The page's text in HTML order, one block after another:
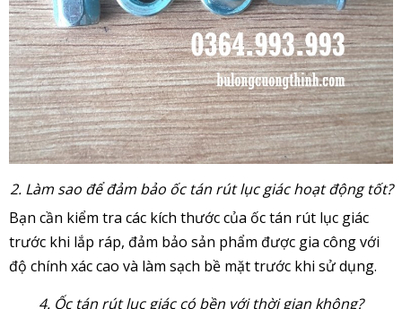
2. Làm sao để đảm bảo ốc tán rút lục giác hoạt động tốt?
Bạn cần kiểm tra các kích thước của ốc tán rút lục giác
trước khi lắp ráp, đảm bảo sản phẩm được gia công với
độ chính xác cao và làm sạch bề mặt trước khi sử dụng.
4. Ốc tán rút lục giác có bền với thời gian không?